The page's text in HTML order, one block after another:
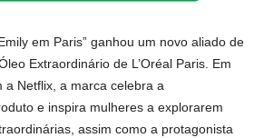
em Paris” ganhou um novo aliado de
Extraordinário de L’Oréal Paris. Em
a Netflix, a marca celebra a
e inspira mulheres a explorarem
assim como a protagonista